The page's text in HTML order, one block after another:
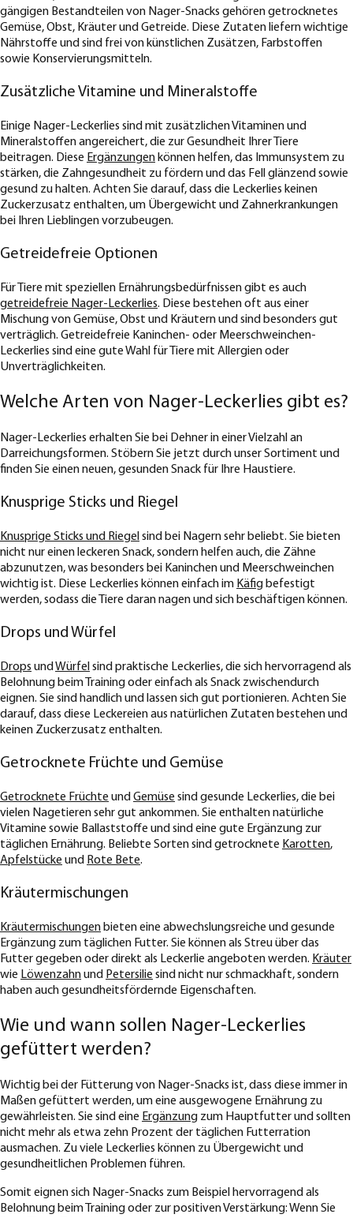
gängigen Bestandteilen von Nager-Snacks gehören getrocknetes
Gemüse, Obst, Kräuter und Getreide. Diese Zutaten liefern wichtige
Nährstoffe und sind frei von künstlichen Zusätzen, Farbstoffen
sowie Konservierungsmitteln.
Zusätzliche Vitamine und Mineralstoffe
Einige Nager-Leckerlies sind mit zusätzlichen Vitaminen und
Mineralstoffen angereichert, die zur Gesundheit Ihrer Tiere
beitragen. Diese Ergänzungen können helfen, das Immunsystem zu
stärken, die Zahngesundheit zu fördern und das Fell glänzend sowie
gesund zu halten. Achten Sie darauf, dass die Leckerlies keinen
Zuckerzusatz enthalten, um Übergewicht und Zahnerkrankungen
bei Ihren Lieblingen vorzubeugen.
Getreidefreie Optionen
Für Tiere mit speziellen Ernährungsbedürfnissen gibt es auch
getreidefreie Nager-Leckerlies. Diese bestehen oft aus einer
Mischung von Gemüse, Obst und Kräutern und sind besonders gut
verträglich. Getreidefreie Kaninchen- oder Meerschweinchen-
Leckerlies sind eine gute Wahl für Tiere mit Allergien oder
Unverträglichkeiten.
Welche Arten von Nager-Leckerlies gibt es?
Nager-Leckerlies erhalten Sie bei Dehner in einer Vielzahl an
Darreichungsformen. Stöbern Sie jetzt durch unser Sortiment und
finden Sie einen neuen, gesunden Snack für Ihre Haustiere.
Knusprige Sticks und Riegel
Knusprige Sticks und Riegel sind bei Nagern sehr beliebt. Sie bieten
nicht nur einen leckeren Snack, sondern helfen auch, die Zähne
abzunutzen, was besonders bei Kaninchen und Meerschweinchen
wichtig ist. Diese Leckerlies können einfach im Käfig befestigt
werden, sodass die Tiere daran nagen und sich beschäftigen können.
Drops und Würfel
Drops und Würfel sind praktische Leckerlies, die sich hervorragend als
Belohnung beim Training oder einfach als Snack zwischendurch
eignen. Sie sind handlich und lassen sich gut portionieren. Achten Sie
darauf, dass diese Leckereien aus natürlichen Zutaten bestehen und
keinen Zuckerzusatz enthalten.
Getrocknete Früchte und Gemüse
Getrocknete Früchte und Gemüse sind gesunde Leckerlies, die bei
vielen Nagetieren sehr gut ankommen. Sie enthalten natürliche
Vitamine sowie Ballaststoffe und sind eine gute Ergänzung zur
täglichen Ernährung. Beliebte Sorten sind getrocknete Karotten,
Apfelstücke und Rote Bete.
Kräutermischungen
Kräutermischungen bieten eine abwechslungsreiche und gesunde
Ergänzung zum täglichen Futter. Sie können als Streu über das
Futter gegeben oder direkt als Leckerlie angeboten werden. Kräuter
wie Löwenzahnund Petersilie sind nicht nur schmackhaft, sondern
haben auch gesundheitsfördernde Eigenschaften.
Wie und wann sollen Nager-Leckerlies
gefüttert werden?
Wichtig bei der Fütterung von Nager-Snacks ist, dass diese immer in
Maßen gefüttert werden, um eine ausgewogene Ernährung zu
gewährleisten. Sie sind eine Ergänzung zum Hauptfutter und sollten
nicht mehr als etwa zehn Prozent der täglichen Futterration
ausmachen. Zu viele Leckerlies können zu Übergewicht und
gesundheitlichen Problemen führen.
Somit eignen sich Nager-Snacks zum Beispiel hervorragend als
Belohnung beim Training oder zur positiven Verstärkung: Wenn Sie